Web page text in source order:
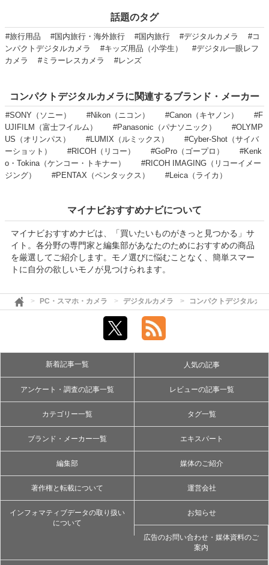
話題のタグ
#旅行用品 #国内旅行・海外旅行 #国内旅行 #デジタルカメラ
#コ
ンパクトデジタルカメラ
#キッズ用品（小学生）
#デジタル一眼レフ
カメラ
#ミラーレスカメラ #レンズ
コンパクトデジタルカメラに関連するブランド・メーカー
#SONY（ソニー） #Nikon（ニコン） #Canon（キヤノン）
#F
UJIFILM（富士フイルム）
#Panasonic（パナソニック）
#OLYMP
US（オリンパス）
#LUMIX（ルミックス）
#Cyber-Shot（サイバ
ーショット）
#RICOH（リコー） #GoPro（ゴープロ）
#Kenk
o・Tokina（ケンコー・トキナー）
#RICOH IMAGING（リコーイメー
ジング）
#PENTAX（ペンタックス） #Leica（ライカ）
マイナビおすすめナビについて
マイナビおすすめナビは、「買いたいものがきっと見つかる」サ
イト。各分野の専門家と編集部があなたのためにおすすめの商品
を厳選してご紹介します。モノ選びに悩むことなく、簡単スマー
トに自分の欲しいモノが見つけられます。
PC・スマホ・カメラ デジタルカメラ コンパクトデジタルカ
新着記事一覧 人気の記事
アンケート・調査の記事一覧 レビューの記事一覧
カテゴリー一覧 タグ一覧
ブランド・メーカー一覧 エキスパート
編集部 媒体のご紹介
著作権と転載について 運営会社
インフォマティブデータの取り扱い
について
お知らせ
広告のお問い合わせ・媒体資料のご
案内